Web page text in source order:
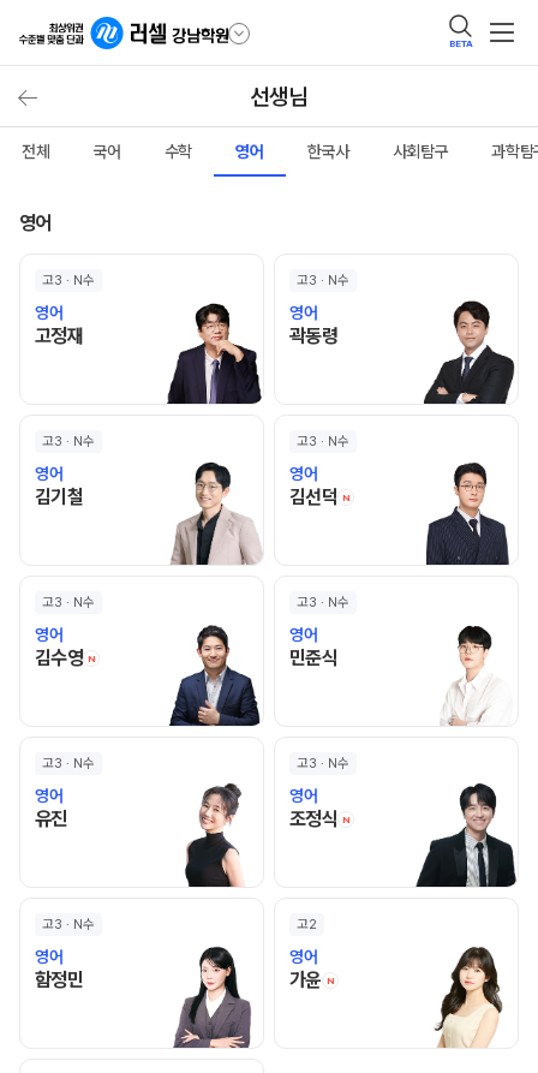
BETA
선생님
전체 국어 수학 영어 한국사 사회탐구 과학탐
영어
고3 · N수
영어
고정재고정재 선생님 홈 바로가기
고3 · N수
영어
곽동령곽동령 선생님 홈 바로가기
고3 · N수
영어
김기철 김기철 선생님 홈 바로가기
고3 · N수
영어
김선덕 N 김선덕 선생님 홈 바로
고3 · N수
영어
김수영 N 김수영 선생님 홈 바로가기
고3 · N수
영어
민준식 민준식 선생님 홈 바로가기
고3 · N수
영어
유진유진 선생님 홈 바로가기
고3 · N수
영어
조정식 N 조정식 선생님 홈 바로
고3 · N수
영어
함정민 함정민 선생님 홈 바로가기
고2
영어
가윤 N 가윤 선생님 홈 바로가기